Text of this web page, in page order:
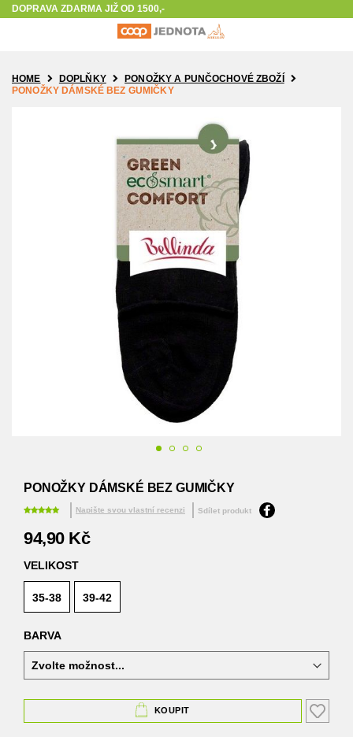
The store will not work correctly in the case when cookies are disabled.
DOPRAVA ZDARMA JIŽ OD 1500,-
HOME DOPLŇKY
PONOŽKY A PUNČOCHOVÉ ZBOŽÍ
PONOŽKY DÁMSKÉ BEZ GUMIČKY
začátek
galerie
obrázky
PONOŽKY DÁMSKÉ BEZ GUMIČKY
Napište svou vlastní recenzi Sdílet produkt
94,90 Kč
VELIKOST
35-38 39-42
BARVA
KOUPIT